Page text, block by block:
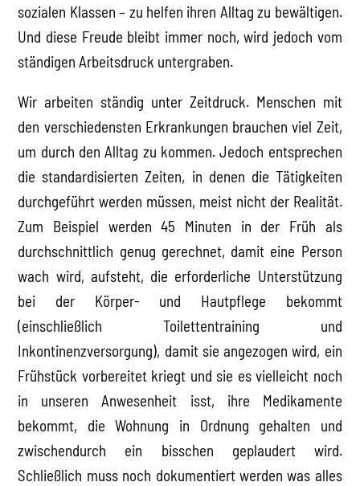
sozialen Klassen – zu helfen ihren Alltag zu bewältigen.
Und diese Freude bleibt immer noch, wird jedoch vom
ständigen Arbeitsdruck untergraben.
Wir arbeiten ständig unter Zeitdruck. Menschen mit
den verschiedensten Erkrankungen brauchen viel Zeit,
um durch den Alltag zu kommen. Jedoch entsprechen
die standardisierten Zeiten, in denen die Tätigkeiten
durchgeführt werden müssen, meist nicht der Realität.
Zum Beispiel werden 45 Minuten in der Früh als
durchschnittlich genug gerechnet, damit eine Person
wach wird, aufsteht, die erforderliche Unterstützung
bei der Körper- und Hautpflege bekommt
(einschließlich Toilettentraining und
Inkontinenzversorgung), damit sie angezogen wird, ein
Frühstück vorbereitet kriegt und sie es vielleicht noch
in unseren Anwesenheit isst, ihre Medikamente
bekommt, die Wohnung in Ordnung gehalten und
zwischendurch ein bisschen geplaudert wird.
Schließlich muss noch dokumentiert werden was alles